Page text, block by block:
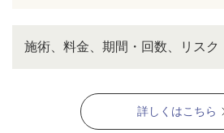
施術、料金、期間・回数、リスク
詳しくはこちら